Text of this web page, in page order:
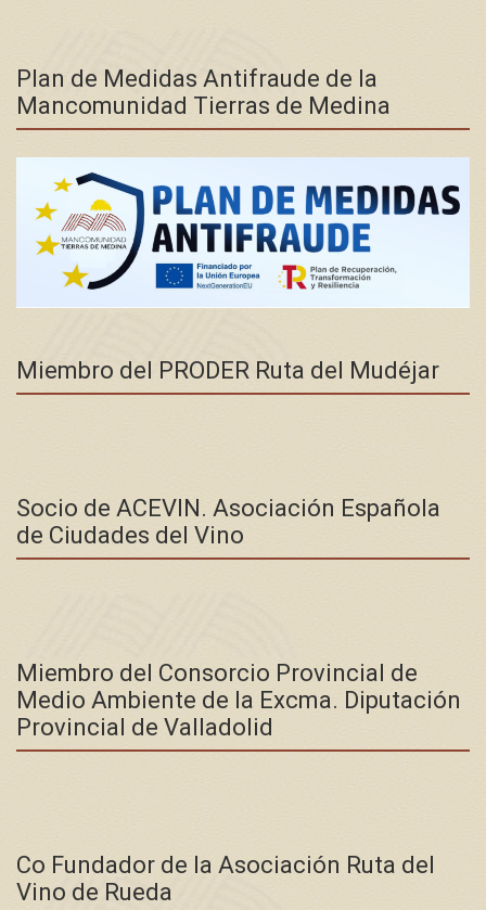
Plan de Medidas Antifraude de la
Mancomunidad Tierras de Medina
Miembro del PRODER Ruta del Mudéjar
Socio de ACEVIN. Asociación Española
de Ciudades del Vino
Miembro del Consorcio Provincial de
Medio Ambiente de la Excma. Diputación
Provincial de Valladolid
Co Fundador de la Asociación Ruta del
Vino de Rueda